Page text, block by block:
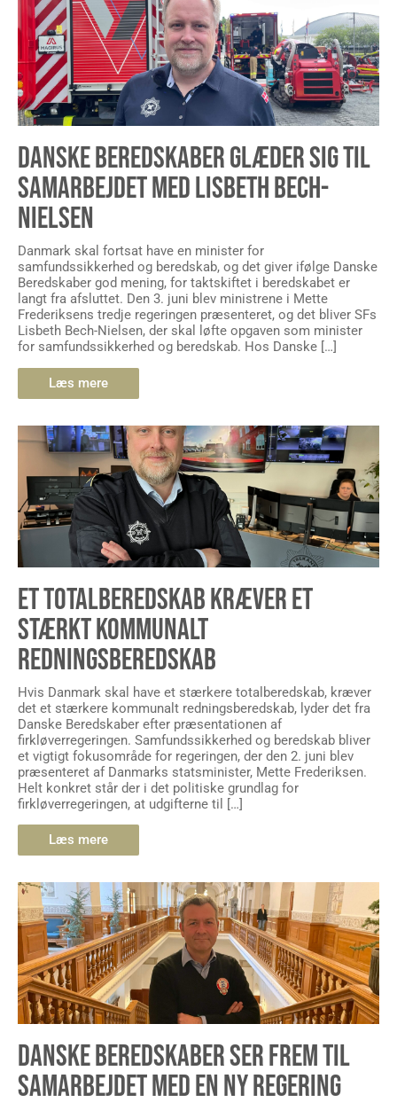
DANSKE BEREDSKABER GLÆDER SIG TIL
SAMARBEJDET MED LISBETH BECH-
NIELSEN
Danmark skal fortsat have en minister for
samfundssikkerhed og beredskab, og det giver ifølge Danske
Beredskaber god mening, for taktskiftet i beredskabet er
langt fra afsluttet. Den 3. juni blev ministrene i Mette
Frederiksens tredje regeringen præsenteret, og det bliver SFs
Lisbeth Bech-Nielsen, der skal løfte opgaven som minister
for samfundssikkerhed og beredskab. Hos Danske […]
Læs mere
ET TOTALBEREDSKAB KRÆVER ET
STÆRKT KOMMUNALT
REDNINGSBEREDSKAB
Hvis Danmark skal have et stærkere totalberedskab, kræver
det et stærkere kommunalt redningsberedskab, lyder det fra
Danske Beredskaber efter præsentationen af
firkløverregeringen. Samfundssikkerhed og beredskab bliver
et vigtigt fokusområde for regeringen, der den 2. juni blev
præsenteret af Danmarks statsminister, Mette Frederiksen.
Helt konkret står der i det politiske grundlag for
firkløverregeringen, at udgifterne til […]
Læs mere
DANSKE BEREDSKABER SER FREM TIL
SAMARBEJDET MED EN NY REGERING